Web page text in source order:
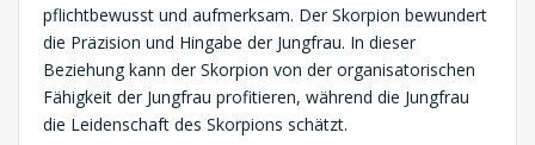
pflichtbewusst und aufmerksam. Der Skorpion bewundert
die Präzision und Hingabe der Jungfrau. In dieser
Beziehung kann der Skorpion von der organisatorischen
Fähigkeit der Jungfrau profitieren, während die Jungfrau
die Leidenschaft des Skorpions schätzt.